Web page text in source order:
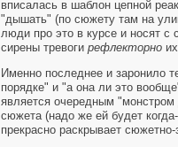
вписалась в шаблон цепной
"дышать" (по сюжету там на
люди про это в курсе и носят с
сирены тревоги рефлекторно
Именно последнее и заронило
порядке" и "а она ли это
является очередным "монстром
сюжета (надо же ей будет
прекрасно раскрывает